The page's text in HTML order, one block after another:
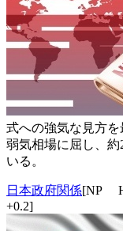
式への強気な見方
弱気相場に屈し、
いる。
日本政府関係[NP
+0.2]